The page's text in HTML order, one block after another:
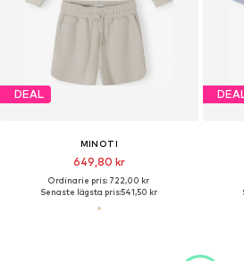
DEAL
MINOTI
649,80 kr
Ordinarie pris: 722,00 kr
Senaste lägsta pris:541,50 kr